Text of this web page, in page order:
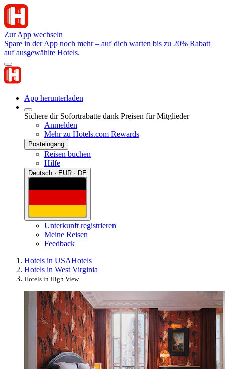
Zur App wechseln
Spare in der App noch mehr – auf dich warten bis zu 20% Rabatt
auf ausgewählte Hotels.
App herunterladen
Sichere dir Sofortrabatte dank Preisen für Mitglieder
Anmelden
Mehr zu Hotels.com Rewards
Posteingang
Reisen buchen
Hilfe
Deutsch · EUR · DE
Unterkunft registrieren
Meine Reisen
Feedback
Hotels in USAHotels
Hotels in West Virginia
Hotels in High View